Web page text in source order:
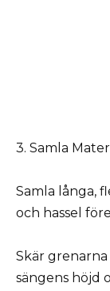
3. Samla
Samla långa,
och hassel
Skär
sängens höjd